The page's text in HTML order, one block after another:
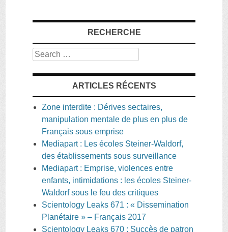
RECHERCHE
Search
ARTICLES RÉCENTS
Zone interdite : Dérives sectaires,
manipulation mentale de plus en plus de
Français sous emprise
Mediapart : Les écoles Steiner-Waldorf,
des établissements sous surveillance
Mediapart : Emprise, violences entre
enfants, intimidations : les écoles Steiner-
Waldorf sous le feu des critiques
Scientology Leaks 671 : « Dissemination
Planétaire » – Français 2017
Scientology Leaks 670 : Succès de patron